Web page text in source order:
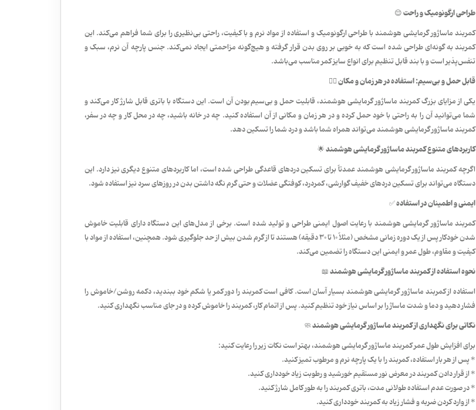
طراحی ارگونومیک و راحت 😌
کمربند ماساژور گرمایشی هوشمند با طراحی ارگونومیک و استفاده از مواد نرم و با کیفیت، راحتی بی‌نظیری را برای شما فراهم می‌کند. این
کمربند به گونه‌ای طراحی شده است که به خوبی بر روی بدن قرار گرفته و هیچ‌گونه مزاحمتی ایجاد نمی‌کند. جنس پارچه آن نرم، سبک و
تنفس‌پذیر است و با بند قابل تنظیم برای انواع سایز کمر مناسب می‌باشد.
قابل حمل و بی‌سیم: استفاده در هر زمان و مکان 🚶‍♀️
یکی از مزایای بزرگ کمربند ماساژور گرمایشی هوشمند، قابلیت حمل و بی‌سیم بودن آن است. این دستگاه با باتری قابل شارژ کار می‌کند و
شما می‌توانید آن را به راحتی با خود حمل کرده و در هر زمان و مکانی از آن استفاده کنید. چه در خانه باشید، چه در محل کار و چه در سفر،
کمربند ماساژور گرمایشی هوشمند می‌تواند همراه شما باشد و درد شما را تسکین دهد.
کاربردهای متنوع کمربند ماساژور گرمایشی هوشمند 🌟
اگرچه کمربند ماساژور گرمایشی هوشمند عمدتاً برای تسکین دردهای قاعدگی طراحی شده است، اما کاربردهای متنوع دیگری نیز دارد. این
دستگاه می‌تواند برای تسکین دردهای خفیف گوارشی، کمردرد، کوفتگی عضلات و حتی گرم نگه داشتن بدن در روزهای سرد نیز استفاده شود.
ایمنی و اطمینان در استفاده ✅
کمربند ماساژور گرمایشی هوشمند با رعایت اصول ایمنی طراحی و تولید شده است. برخی از مدل‌های این دستگاه دارای قابلیت خاموش
شدن خودکار پس از یک دوره زمانی مشخص (مثلاً ۱۰ تا ۳۰ دقیقه) هستند تا از گرم شدن بیش از حد جلوگیری شود. همچنین، استفاده از مواد با
کیفیت و مقاوم، طول عمر و ایمنی این دستگاه را تضمین می‌کند.
نحوه استفاده از کمربند ماساژور گرمایشی هوشمند 📖
استفاده از کمربند ماساژور گرمایشی هوشمند بسیار آسان است. کافی است کمربند را دور کمر یا شکم خود ببندید، دکمه روشن/خاموش را
فشار دهید و دما و شدت ماساژ را بر اساس نیاز خود تنظیم کنید. پس از اتمام کار، کمربند را خاموش کرده و در جای مناسب نگهداری کنید.
نکاتی برای نگهداری از کمربند ماساژور گرمایشی هوشمند 🧼
برای افزایش طول عمر کمربند ماساژور گرمایشی هوشمند، بهتر است نکات زیر را رعایت کنید:
* پس از هر بار استفاده، کمربند را با یک پارچه نرم و مرطوب تمیز کنید.
* از قرار دادن کمربند در معرض نور مستقیم خورشید و رطوبت زیاد خودداری کنید.
* در صورت عدم استفاده طولانی مدت، باتری کمربند را به طور کامل شارژ کنید.
* از وارد کردن ضربه و فشار زیاد به کمربند خودداری کنید.